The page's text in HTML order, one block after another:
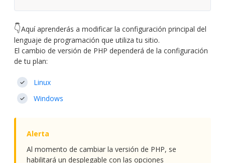
👇Aquí aprenderás a modificar la configuración principal del
lenguaje de programación que utiliza tu sitio.
El cambio de versión de PHP dependerá de la configuración
de tu plan:
Linux
Windows
Al momento de cambiar la versión de PHP, se
habilitará un desplegable con las opciones